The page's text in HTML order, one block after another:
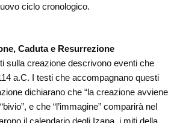
ciclo cronologico.
Caduta e Resurrezione
sulla creazione descrivono eventi che
a.C. I testi che accompagnano questi
dichiarano che “la creazione avviene
e che “l’immagine” comparirà nel